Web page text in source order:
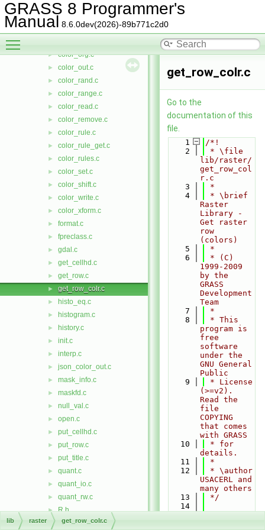
GRASS 8 Programmer's
Manual 8.6.0dev(2026)-89b771c2d0
► color_init.c
► color_insrt.c
► color_invrt.c
► color_org.c
► color_out.c
► color_rand.c
► color_range.c
► color_read.c
► color_remove.c
► color_rule.c
► color_rule_get.c
► color_rules.c
► color_set.c
► color_shift.c
► color_write.c
► color_xform.c
► format.c
► fpreclass.c
► gdal.c
► get_cellhd.c
► get_row.c
► get_row_colr.c
► histo_eq.c
► histogram.c
► history.c
► init.c
► interp.c
► json_color_out.c
► mask_info.c
► maskfd.c
► null_val.c
► open.c
► put_cellhd.c
► put_row.c
► put_title.c
► quant.c
► quant_io.c
► quant_rw.c
► R.h
► range.c
get_row_colr.c
Go to the
documentation of this
file.
    1
/*!
    2
* \file
lib/raster/
get_row_col
r.c
    3
*
    4
* \brief
Raster
Library -
Get raster
row
(colors)
    5
*
    6
* (C)
1999-2009
by the
GRASS
Development
Team
    7
*
    8
* This
program is
free
software
under the
GNU General
Public
    9
* License
(>=v2).
Read the
file
COPYING
that comes
with GRASS
   10
* for
details.
   11
*
   12
* \author
USACERL and
many others
   13
*/
   14
lib raster get_row_colr.c